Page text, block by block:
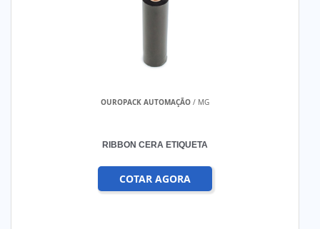
OUROPACK AUTOMAÇÃO / MG
RIBBON CERA ETIQUETA
COTAR AGORA